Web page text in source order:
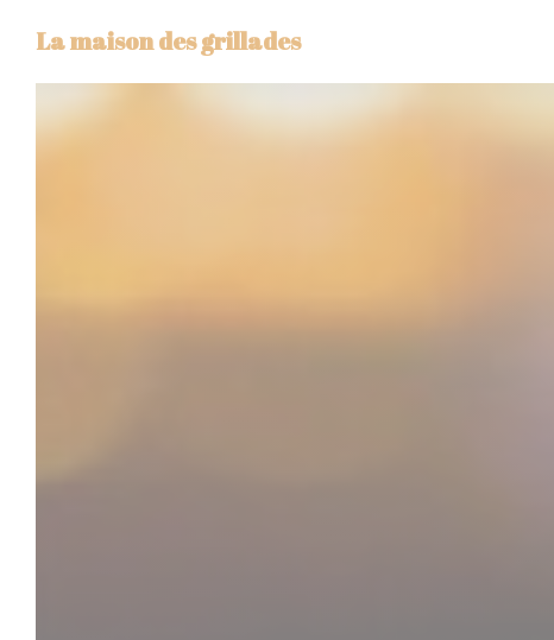
La maison des grillades